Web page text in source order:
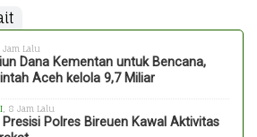
Jam Lalu
Dana Kementan untuk Bencana,
Aceh kelola 9,7 Miliar
, 8 Jam Lalu
Presisi Polres Bireuen Kawal Aktivitas